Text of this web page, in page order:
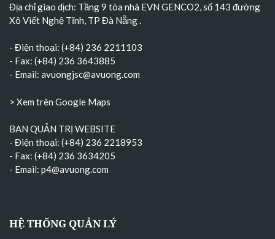
Địa chỉ giao dịch: Tầng 9 tòa nhà EVN GENCO2, số 143 đường
Xô Viết Nghệ Tĩnh, TP Đà Nẵng.
- Điện thoại: (+84) 236 2211103
- Fax: (+84) 236 3643885
- Email: avuongjsc@avuong.com
> Xem trên Google Maps
BAN QUẢN TRỊ WEBSITE
- Điện thoại: (+84) 236 2218953
- Fax: (+84) 236 3634205
- Email: p4@avuong.com
HỆ THỐNG QUẢN LÝ